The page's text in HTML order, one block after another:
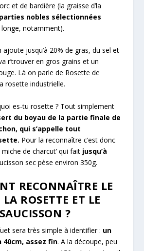
et de bardière (la graisse d’la
parties nobles sélectionnées
notamment).
ajoute jusqu’à 20% de gras, du sel et
r’trouver en gros grains et un
Là on parle de Rosette de
rosette industrielle.
es-tu rosette ? Tout simplement
du boyau de la partie finale de
qui s’appelle tout
Pour la reconnaître c’est donc
miche de charcut’ qui fait jusqu’à
sec pèse environ 350g.
RECONNAÎTRE LE
LA ROSETTE ET LE
SAUCISSON ?
sera très simple à identifier : un
40cm, assez fin. A la découpe, peu